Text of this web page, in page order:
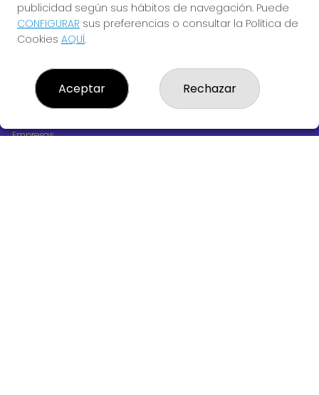
¿Quiénes somos?
Comprar lotería
Resultados
Empresas
publicidad según sus hábitos de navegación. Puede
CONFIGURAR sus preferencias o consultar la Política de
Cookies AQUÍ.
Aceptar Rechazar